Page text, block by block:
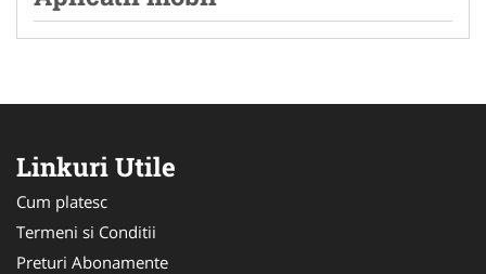
Linkuri Utile
Cum platesc
Termeni si Conditii
Preturi Abonamente